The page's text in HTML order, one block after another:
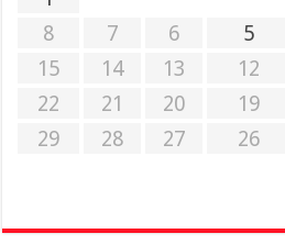
5
6
7
8
12
13
14
15
19
20
21
22
26
27
28
29